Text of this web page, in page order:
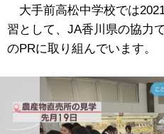
大手前高松中学校では
習として、JA香川県の協力
のPRに取り組んでいます。